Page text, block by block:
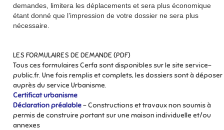
demandes, limitera les déplacements et sera plus économique
étant donné que l’impression de votre dossier ne sera plus
nécessaire.
LES FORMULAIRES DE DEMANDE (PDF)
Tous ces formulaires Cerfa sont disponibles sur le site service-
public.fr. Une fois remplis et complets, les dossiers sont à déposer
auprès du service Urbanisme.
Certificat urbanisme
Déclaration préalable- Constructions et travaux non soumis à
permis de construire portant sur une maison individuelle et/ou
annexes